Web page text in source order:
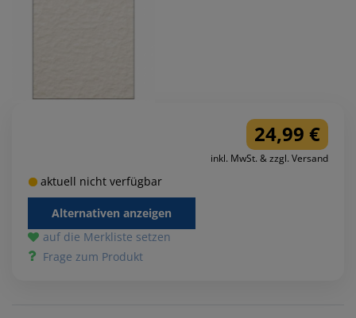
24,99 €
inkl. MwSt. & zzgl. Versand
aktuell nicht verfügbar
Alternativen anzeigen
auf die Merkliste setzen
Frage zum Produkt